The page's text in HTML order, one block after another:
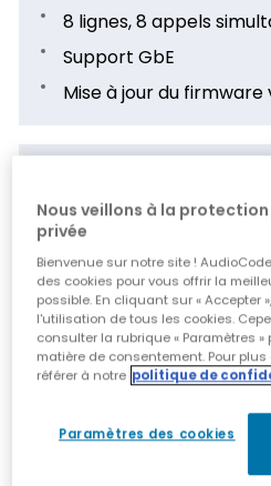
8 lignes, 8 appels
Support GbE
Mise à jour du firmware
de téléphones
Haute qualité vocale
Haut-parleur duplex
Puissants systèmes de
PoE ou alimentation
prêt à l'emploi
Interface utilisateur
Nous veillons à la
privée
Bienvenue sur notre site !
des cookies pour vous offrir la
possible. En cliquant sur « Accepter
l'utilisation de tous les cookies.
consulter la rubrique « Paramètres
matière de consentement. Pour
référer à notre politique de
Paramètres des cookies